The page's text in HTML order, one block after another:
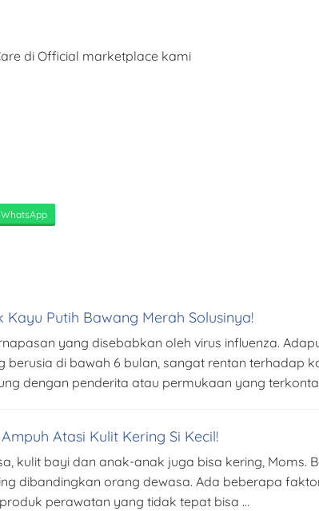
di Official marketplace kami
WhatsApp
Putih Bawang Merah Solusinya!
yang disebabkan oleh virus influenza.
berusia di bawah 6 bulan, sangat rentan terhadap
dengan penderita atau permukaan yang
Atasi Kulit Kering Si Kecil!
kulit bayi dan anak-anak juga bisa kering, Moms.
dibandingkan orang dewasa. Ada beberapa
perawatan yang tidak tepat bisa …